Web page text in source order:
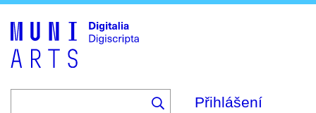
Přihlášení